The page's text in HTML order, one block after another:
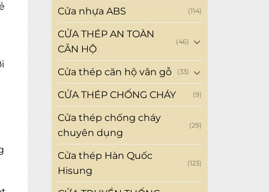
Cửa nhựa ABS (114)
CỬA THÉP AN TOÀN
CĂN HỘ
(46)
Cửa thép căn hộ vân gỗ (33)
CỬA THÉP CHỐNG CHÁY (9)
Cửa thép chống cháy
chuyên dụng
(29)
Cửa thép Hàn Quốc
Hisung
(123)